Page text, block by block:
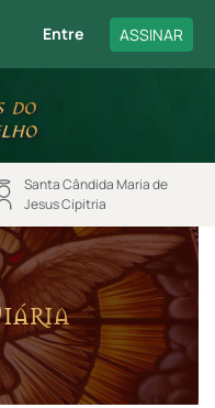
Entre ASSINAR
Santa Cândida Maria de
Jesus Cipitria